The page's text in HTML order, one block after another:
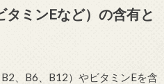
タミンEなど）の含有と
、B6、B12）やビタミンEを含